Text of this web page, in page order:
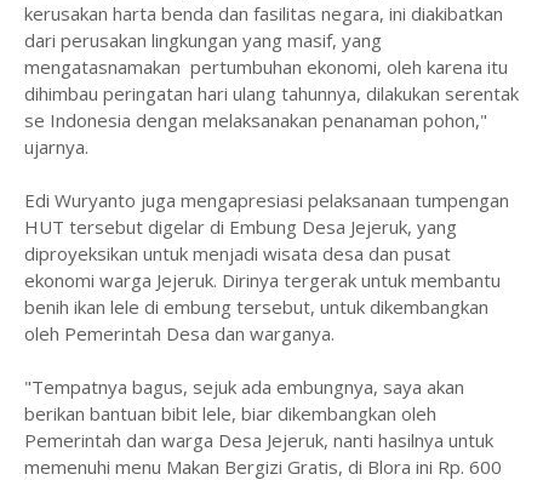
kerusakan harta benda dan fasilitas negara, ini diakibatkan
dari perusakan lingkungan yang masif, yang
mengatasnamakan pertumbuhan ekonomi, oleh karena itu
dihimbau peringatan hari ulang tahunnya, dilakukan serentak
se Indonesia dengan melaksanakan penanaman pohon,"
ujarnya.
Edi Wuryanto juga mengapresiasi pelaksanaan tumpengan
HUT tersebut digelar di Embung Desa Jejeruk, yang
diproyeksikan untuk menjadi wisata desa dan pusat
ekonomi warga Jejeruk. Dirinya tergerak untuk membantu
benih ikan lele di embung tersebut, untuk dikembangkan
oleh Pemerintah Desa dan warganya.
"Tempatnya bagus, sejuk ada embungnya, saya akan
berikan bantuan bibit lele, biar dikembangkan oleh
Pemerintah dan warga Desa Jejeruk, nanti hasilnya untuk
memenuhi menu Makan Bergizi Gratis, di Blora ini Rp. 600